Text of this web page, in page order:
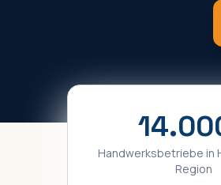
Handwerksbetriebe in
Region